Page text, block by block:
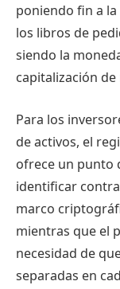
poniendo fin a
los libros de
siendo la
capitalización
Para los
de activos, el
ofrece un punto
identificar
marco
mientras que el
necesidad de
separadas en